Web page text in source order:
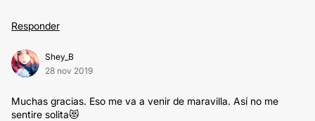
Responder
Shey_B
28 nov 2019
Muchas gracias. Eso me va a venir de maravilla. Así no me
sentire solita😻